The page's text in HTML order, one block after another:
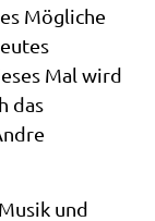
Mögliche
Mal wird
das
und